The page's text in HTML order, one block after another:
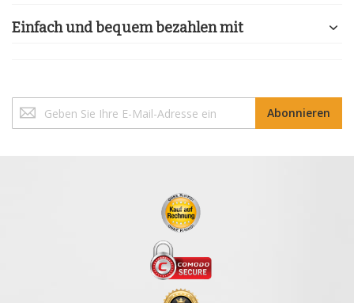
Einfach und bequem bezahlen mit
Sie
sich
Abonnieren